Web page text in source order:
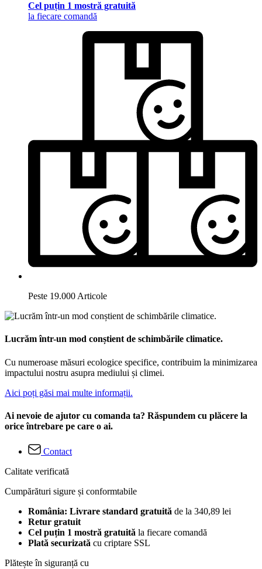
Cel puțin 1 mostră gratuită
la fiecare comandă
Peste 19.000 Articole
Lucrăm într-un mod conștient de schimbările climatice.
Cu numeroase măsuri ecologice specifice, contribuim la minimizarea
impactului nostru asupra mediului și climei.
Aici poți găsi mai multe informații.
Ai nevoie de ajutor cu comanda ta? Răspundem cu plăcere la
orice întrebare pe care o ai.
Contact
Calitate verificată
Cumpărături sigure și conformtabile
România: Livrare standard gratuită de la 340,89 lei
Retur gratuit
Cel puțin 1 mostră gratuită la fiecare comandă
Plată securizată cu criptare SSL
Plătește în siguranță cu